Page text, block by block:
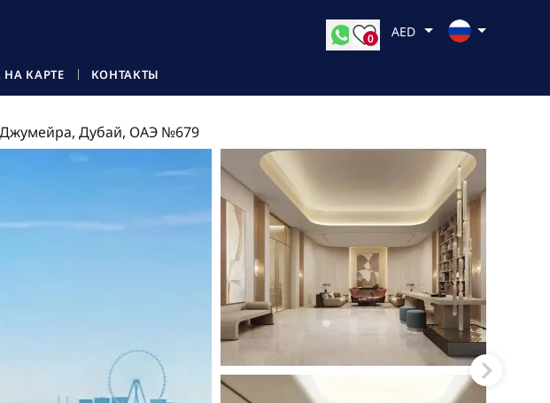
КАРТЕ КОНТАКТЫ
0 AED
Дубай, ОАЭ №679